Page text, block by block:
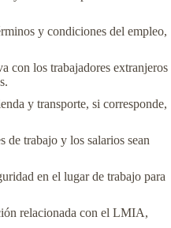
y condiciones del empleo,
con los trabajadores extranjeros
y transporte, si corresponde,
trabajo y los salarios sean
en el lugar de trabajo para
relacionada con el LMIA,